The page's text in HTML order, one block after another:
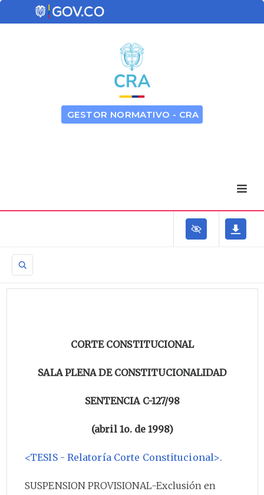
GESTOR NORMATIVO - CRA
CORTE CONSTITUCIONAL
SALA PLENA DE CONSTITUCIONALIDAD
SENTENCIA C-127/98
(abril 1o. de 1998)
<TESIS - Relatoría Corte Constitucional>.
SUSPENSION PROVISIONAL-Exclusión en